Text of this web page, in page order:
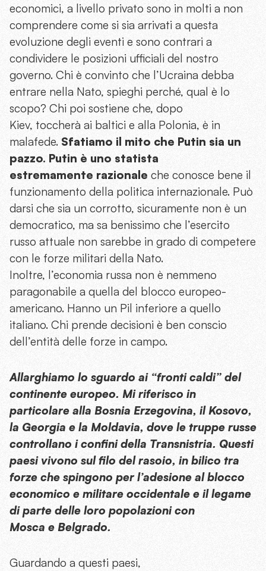
economici, a livello privato sono in molti a non
comprendere come si sia arrivati a questa
evoluzione degli eventi e sono contrari a
condividere le posizioni ufficiali del nostro
governo. Chi è convinto che l’Ucraina debba
entrare nella Nato, spieghi perché, qual è lo
scopo? Chi poi sostiene che, dopo
Kiev, toccherà ai baltici e alla Polonia, è in
malafede. Sfatiamo il mito che Putin sia un
pazzo. Putin è uno statista
estremamente razionale che conosce bene il
funzionamento della politica internazionale. Può
darsi che sia un corrotto, sicuramente non è un
democratico, ma sa benissimo che l’esercito
russo attuale non sarebbe in grado di competere
con le forze militari della Nato.
Inoltre, l’economia russa non è nemmeno
paragonabile a quella del blocco europeo-
americano. Hanno un Pil inferiore a quello
italiano. Chi prende decisioni è ben conscio
dell’entità delle forze in campo.
Allarghiamo lo sguardo ai “fronti caldi” del
continente europeo. Mi riferisco in
particolare alla Bosnia Erzegovina, il Kosovo,
la Georgia e la Moldavia, dove le truppe russe
controllano i confini della Transnistria. Questi
paesi vivono sul filo del rasoio, in bilico tra
forze che spingono per l’adesione al blocco
economico e militare occidentale e il legame
di parte delle loro popolazioni con
Mosca e Belgrado.
Guardando a questi paesi,